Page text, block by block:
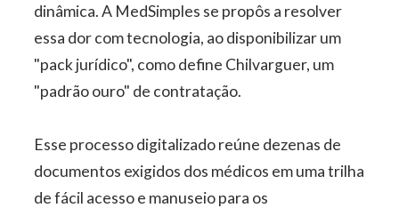
dinâmica. A MedSimples se propôs a resolver
essa dor com tecnologia, ao disponibilizar um
"pack jurídico", como define Chilvarguer, um
"padrão ouro" de contratação.
Esse processo digitalizado reúne dezenas de
documentos exigidos dos médicos em uma trilha
de fácil acesso e manuseio para os